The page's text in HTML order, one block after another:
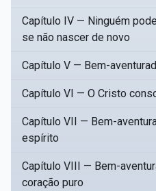
Capítulo IV — Ninguém
se não nascer de novo
Capítulo V — Bem-
Capítulo VI — O Cristo
Capítulo VII — Bem-
espírito
Capítulo VIII — Bem-
coração puro